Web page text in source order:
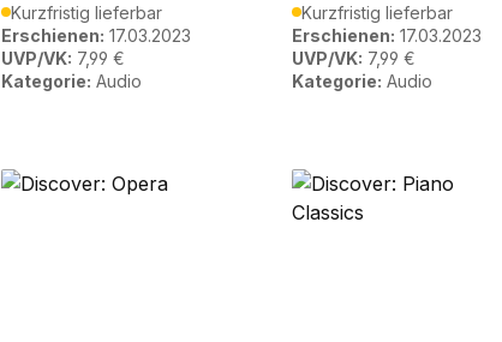
Kurzfristig lieferbar
Erschienen: 17.03.2023
UVP/VK: 7,99 €
Kategorie: Audio
Kurzfristig lieferbar
Erschienen: 17.03.2023
UVP/VK: 7,99 €
Kategorie: Audio